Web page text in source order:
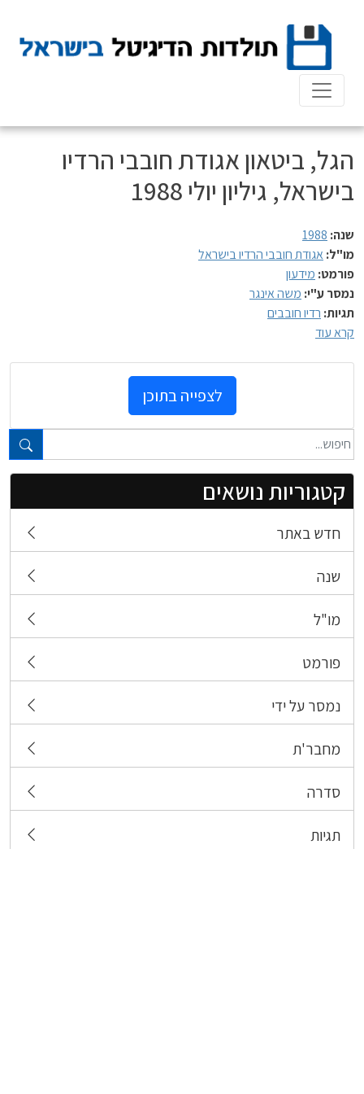
content
טקסט חופשי...
קטגוריות נושאים
חדש באתר
שנה
מו"ל
פורמט
נמסר על ידי
מחבר'ת
סדרה
תגיות
הגל, ביטאון אגודת חובבי הרדיו
בישראל, גיליון יולי 1988
שנה: 1988
מו"ל: אגודת חובבי הרדיו בישראל
פורמט: מידעון
נמסר ע"י: משה אינגר
תגיות: רדיו חובבים
קרא עוד
לצפייה בתוכן